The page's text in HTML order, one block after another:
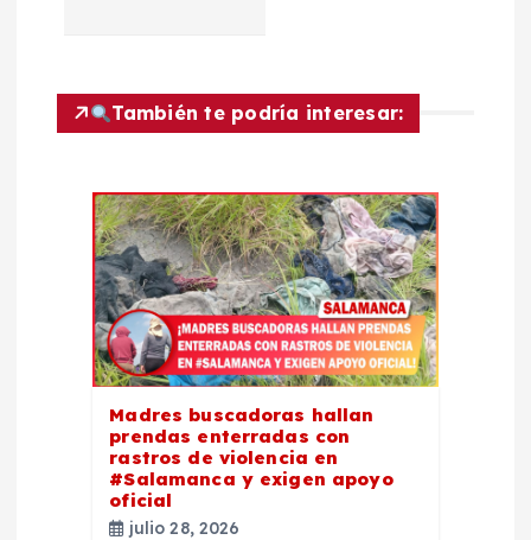
n
También te podría interesar:
Madres buscadoras hallan
prendas enterradas con
rastros de violencia en
#Salamanca y exigen apoyo
oficial
julio 28, 2026